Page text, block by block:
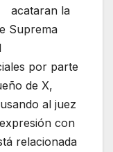
acataran la
Suprema
por parte
de X,
al juez
con
relacionada